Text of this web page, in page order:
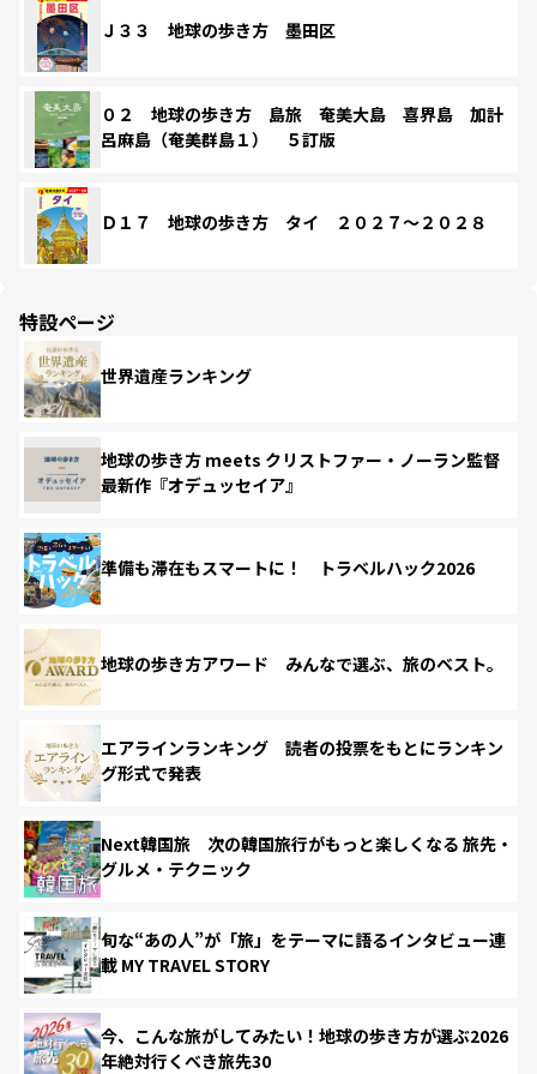
Ｊ３３ 地球の歩き方 墨田区
０２ 地球の歩き方 島旅 奄美大島 喜界島 加計
呂麻島（奄美群島１） ５訂版
Ｄ１７ 地球の歩き方 タイ ２０２７～２０２８
特設ページ
世界遺産ランキング
地球の歩き方 meets クリストファー・ノーラン監督
最新作『オデュッセイア』
準備も滞在もスマートに！ トラベルハック2026
地球の歩き方アワード みんなで選ぶ、旅のベスト。
エアラインランキング 読者の投票をもとにランキン
グ形式で発表
Next韓国旅 次の韓国旅行がもっと楽しくなる 旅先・
グルメ・テクニック
旬な“あの人”が「旅」をテーマに語るインタビュー連
載 MY TRAVEL STORY
今、こんな旅がしてみたい！地球の歩き方が選ぶ2026
年絶対行くべき旅先30